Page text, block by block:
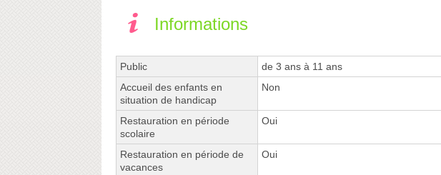
Informations
Public
de 3 ans à 11 ans
Accueil des enfants en
situation de handicap
Non
Restauration en période
scolaire
Oui
Restauration en période de
vacances
Oui